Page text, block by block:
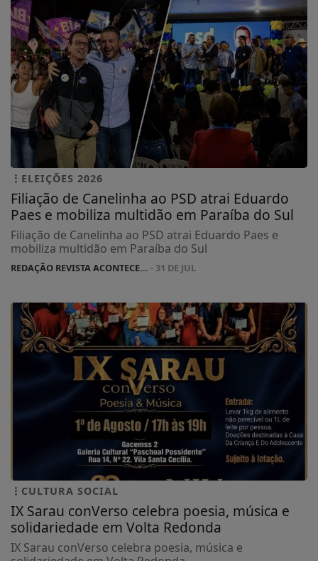
ELEIÇÕES 2026
Filiação de Canelinha ao PSD atrai Eduardo
Paes e mobiliza multidão em Paraíba do Sul
Filiação de Canelinha ao PSD atrai Eduardo Paes e
mobiliza multidão em Paraíba do Sul
REDAÇÃO REVISTA ACONTECE... - 31 DE JUL
CULTURA SOCIAL
IX Sarau conVerso celebra poesia, música e
solidariedade em Volta Redonda
IX Sarau conVerso celebra poesia, música e